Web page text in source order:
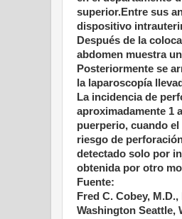
superior.Entre sus
dispositivo
Después de la
abdomen muestra
Posteriormente se
la laparoscopía
La incidencia de
aproximadamente 1
puerperio, cuando
riesgo de
detectado solo por
obtenida por otro
Fuente:
Fred C. Cobey,
Washington Seattle,